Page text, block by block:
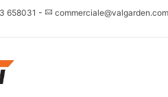
658031 - commerciale@valgarden.com